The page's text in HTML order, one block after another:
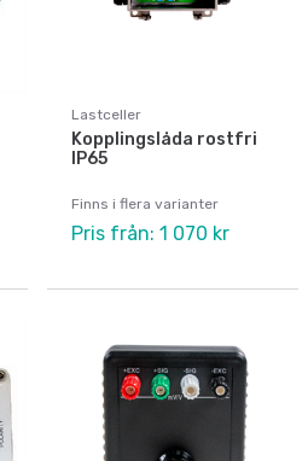
Lastceller
Kopplingslåda rostfri
IP65
Finns i flera varianter
Pris från: 1 070 kr